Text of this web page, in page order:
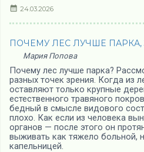
24.03.2026
ПОЧЕМУ ЛЕС ЛУЧШЕ
Мария Попова
Почему лес лучше парка?
разных точек зрения. Когда из
оставляют только крупные
естественного травяного
бедный в смысле видового
плохо. Как если из человека
органов — после этого он
выживать как тяжело больной,
капельницей.